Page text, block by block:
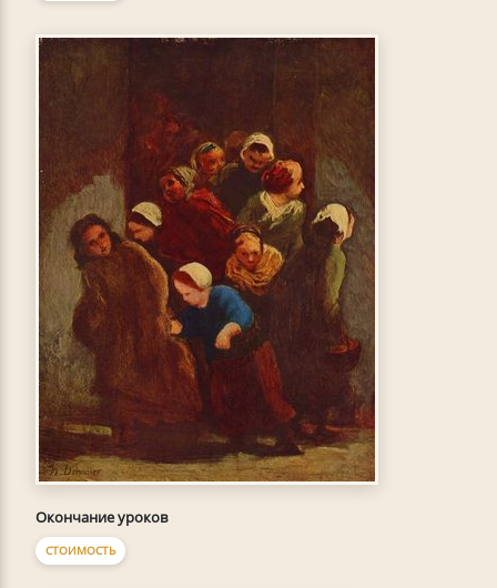
Окончание уроков
СТОИМОСТЬ